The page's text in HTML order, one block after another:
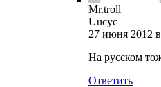
Mr.troll
Uucyc
27 июня 2012
На русском
Ответить